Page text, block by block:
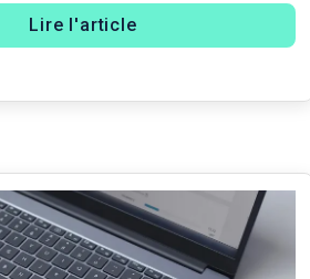
Lire l'article